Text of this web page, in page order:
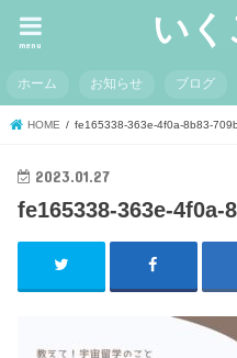
いく
menu
ホーム お知らせ ブログ
HOME fe165338-363e-4f0a-8b83-
2023.01.27
fe165338-363e-4f0a-